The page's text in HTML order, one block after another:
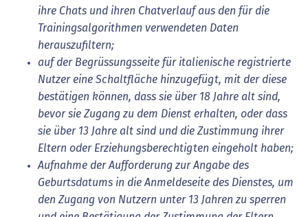
ihre Chats und ihren Chatverlauf aus den für die
Trainingsalgorithmen verwendeten Daten
herauszufiltern;
auf der Begrüssungsseite für italienische registrierte
Nutzer eine Schaltfläche hinzugefügt, mit der diese
bestätigen können, dass sie über 18 Jahre alt sind,
bevor sie Zugang zu dem Dienst erhalten, oder dass
sie über 13 Jahre alt sind und die Zustimmung ihrer
Eltern oder Erziehungsberechtigten eingeholt haben;
Aufnahme der Aufforderung zur Angabe des
Geburtsdatums in die Anmeldeseite des Dienstes, um
den Zugang von Nutzern unter 13 Jahren zu sperren